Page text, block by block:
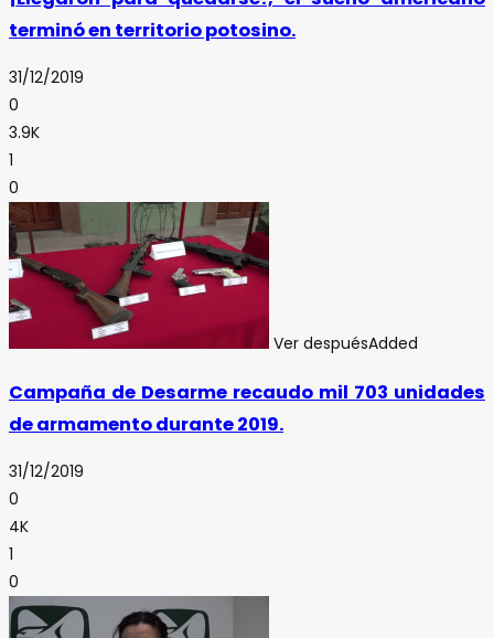
terminó en territorio potosino.
31/12/2019
0
3.9K
1
0
Ver despuésAdded
Campaña de Desarme recaudo mil 703 unidades
de armamento durante 2019.
31/12/2019
0
4K
1
0